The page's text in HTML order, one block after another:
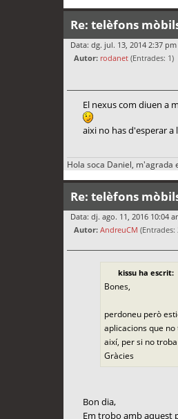
Re: telèfons
Data: dg. jul. 13, 2014 2:37 pm
Autor: rodanet (Entrades: 1)
El nexus com diuen a
aixi no has d'esperar
Hola soca Daniel,
Re: telèfons
Data: dj. ago. 11, 2016 10:04
Autor: AndreuCM (Entrades:
kissu ha escrit:
Bones,
perdoneu però
aplicacions que
així, per si no
Gràcies
Bon dia,
Em trobo amb aquest